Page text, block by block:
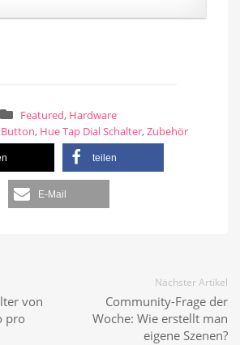
Featured, Hardware
, Hue Tap Dial Schalter,Zubehör
teilen
E-Mail
von
pro
Nächster Artikel
Community-Frage der
Woche: Wie erstellt man
eigene Szenen?